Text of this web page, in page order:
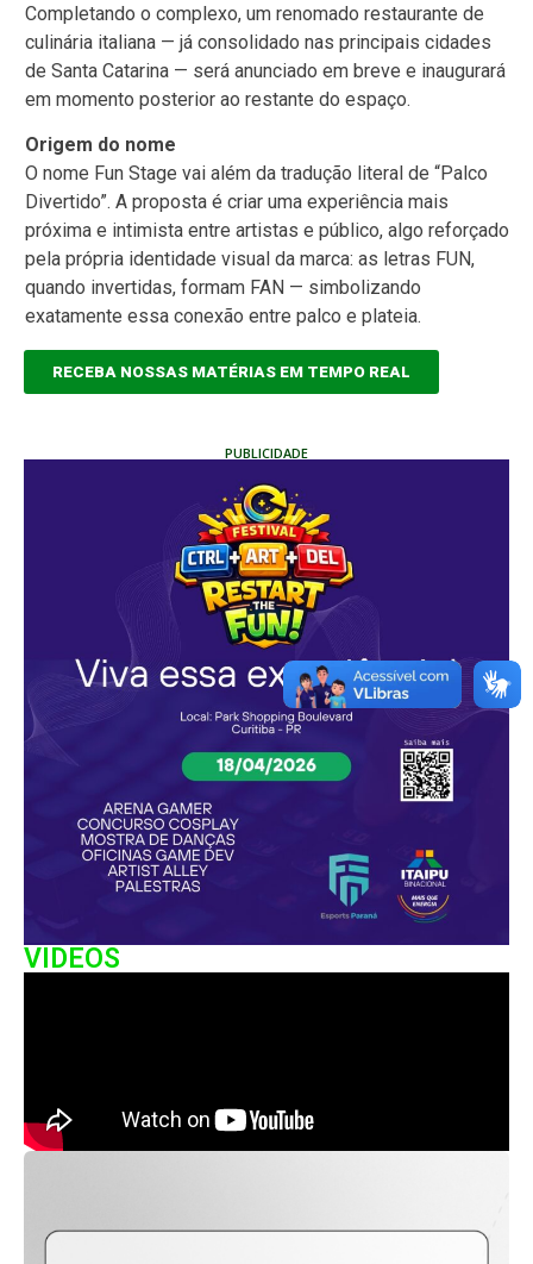
Completando o complexo, um renomado restaurante de
culinária italiana — já consolidado nas principais cidades
de Santa Catarina — será anunciado em breve e inaugurará
em momento posterior ao restante do espaço.
Origem do nome
O nome Fun Stage vai além da tradução literal de “Palco
Divertido”. A proposta é criar uma experiência mais
próxima e intimista entre artistas e público, algo reforçado
pela própria identidade visual da marca: as letras FUN,
quando invertidas, formam FAN — simbolizando
exatamente essa conexão entre palco e plateia.
RECEBA NOSSAS MATÉRIAS EM TEMPO REAL
PUBLICIDADE
VIDEOS